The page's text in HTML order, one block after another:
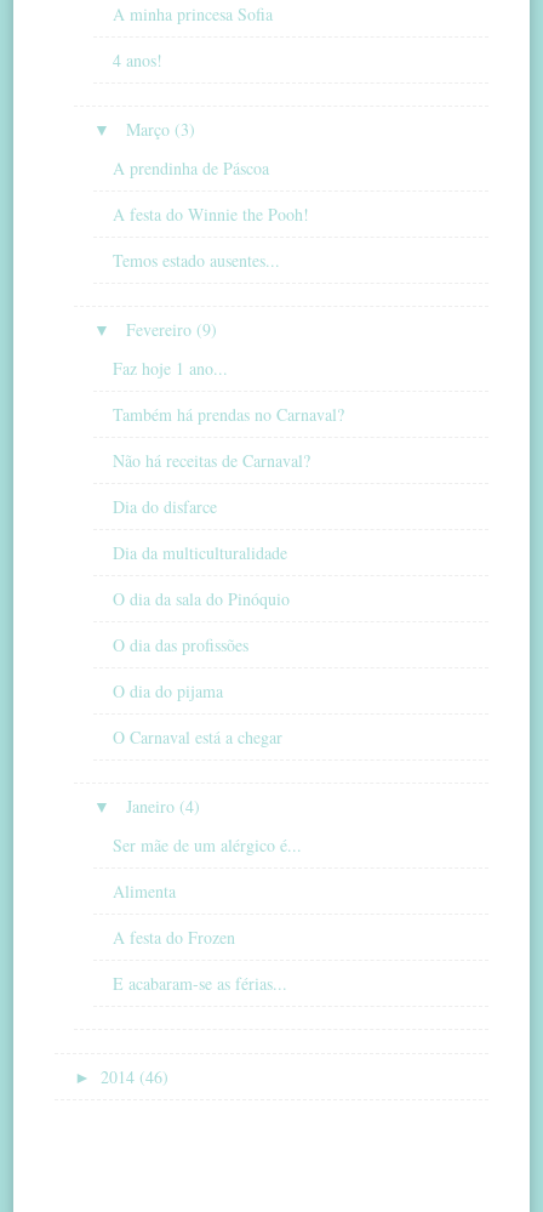
A minha princesa Sofia
4 anos!
▼
Março (3)
A prendinha de Páscoa
A festa do Winnie the Pooh!
Temos estado ausentes...
▼
Fevereiro (9)
Faz hoje 1 ano...
Também há prendas no Carnaval?
Não há receitas de Carnaval?
Dia do disfarce
Dia da multiculturalidade
O dia da sala do Pinóquio
O dia das profissões
O dia do pijama
O Carnaval está a chegar
▼
Janeiro (4)
Ser mãe de um alérgico é...
Alimenta
A festa do Frozen
E acabaram-se as férias...
► 2014 (46)